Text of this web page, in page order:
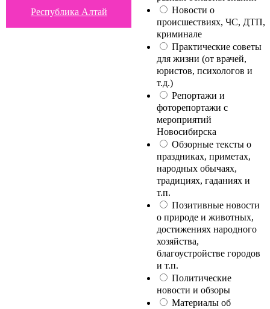
Республика Алтай
Новости о
происшествиях, ЧС, ДТП,
криминале
Практические советы
для жизни (от врачей,
юристов, психологов и
т.д.)
Репортажи и
фоторепортажи с
мероприятий
Новосибирска
Обзорные тексты о
праздниках, приметах,
народных обычаях,
традициях, гаданиях и
т.п.
Позитивные новости
о природе и животных,
достижениях народного
хозяйства,
благоустройстве городов
и т.п.
Политические
новости и обзоры
Материалы об